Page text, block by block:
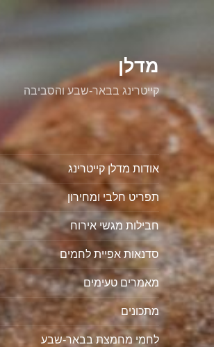
מדלן
קייטרינג בבאר-שבע והסביבה
אודות מדלן קייטרינג
תפריט חלבי ומחירון
חבילות מגשי אירוח
סדנאות אפיית לחמים
מאמרים טעימים
מתכונים
לחמי מחמצת בבאר-שבע